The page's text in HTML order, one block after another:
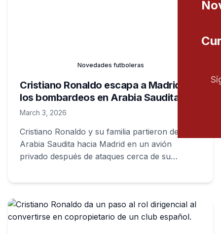
Novedades futboleras
Cristiano Ronaldo escapa a Madrid tras
los bombardeos en Arabia Saudita
March 3, 2026
Cristiano Ronaldo y su familia partieron desde
Arabia Saudita hacia Madrid en un avión
privado después de ataques cerca de su
seguridad.